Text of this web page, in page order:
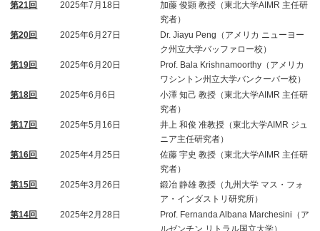
第21回
2025年7月18日
加藤 俊顕 教授（東北大学AIMR 主任研
究者）
第20回
2025年6月27日
Dr. Jiayu Peng（アメリカ ニューヨー
ク州立大学バッファロー校）
第19回
2025年6月20日
Prof. Bala Krishnamoorthy（アメリカ
ワシントン州立大学バンクーバー校）
第18回
2025年6月6日
小澤 知己 教授（東北大学AIMR 主任研
究者）
第17回
2025年5月16日
井上 和俊 准教授（東北大学AIMR ジュ
ニア主任研究者）
第16回
2025年4月25日
佐藤 宇史 教授（東北大学AIMR 主任研
究者）
第15回
2025年3月26日
鍛冶 静雄 教授（九州大学 マス・フォ
ア・インダストリ研究所）
第14回
2025年2月28日
Prof. Fernanda Albana Marchesini（ア
ルゼンチン リトラル国立大学）